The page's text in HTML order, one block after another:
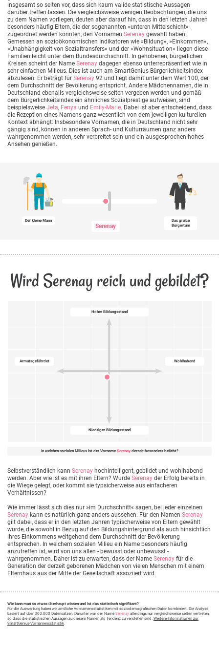
insgesamt so selten vor, dass sich kaum valide statistische Aussagen
darüber treffen lassen. Die vergleichsweise wenigen Beobachtungen, die uns
zu dem Namen vorliegen, deuten aber darauf hin, dass in den letzten Jahren
besonders häufig Eltern, die der sogenannten »unteren Mittelschicht«
zugeordnet werden könnten, den Vornamen Serenay gewählt haben.
Gemessen an sozioökonomischen Indikatoren wie »Bildung«, »Einkommen«,
»Unabhängigkeit von Sozialtransfers« und der »Wohnsituation« liegen diese
Familien leicht unter dem Bundesdurchschnitt. In gehobenen, bürgerlichen
Kreisen scheint der Name Serenay dagegen ebenso unterrepräsentiert wie in
sehr einfachen Milieus. Dies ist auch am SmartGenius Bürgerlichkeitsindex
abzulesen. Er beträgt für Serenay 92 und liegt damit unter dem Wert 100, der
dem Durchschnitt der Bevölkerung entspricht. Andere Mädchennamen, die in
Deutschland ebenalls vergleichsweise selten vergeben werden und gemäß
dem Bürgerlichkeitsindex ein ähnliches Sozialprestige aufweisen, sind
beispielsweise Jeta, Fenya und Emily-Marie. Dabei ist aber entscheidend, dass
die Rezeption eines Namens ganz wesentlich von dem jeweiligen kulturellen
Kontext abhängt: Insbesondere Vornamen, die in Deutschland nicht sehr
gängig sind, können in anderen Sprach- und Kulturräumen ganz anders
wahrgenommen werden, sehr verbreitet sein und ein ausgesprochen hohes
Ansehen genießen.
Der kleine Mann
Serenay
Das große
Bürgertum
Wird Serenay reich und gebildet?
Hoher Bildungsstand
Wohlhabend
Niedriger Bildungsstand
Armutsgefährdet
In welchen sozialen Milieus ist der Vorname Serenayderzeit besonders beliebt?
Selbstverständlich kann Serenay hochintelligent, gebildet und wohlhabend
werden. Aber wie ist es mit ihren Eltern? Wurde Serenay der Erfolg bereits in
die Wiege gelegt, oder kommt sie typsicherweise aus einfacheren
Verhältnissen?
Wie immer lässt sich dies nur »im Durchschnitt« sagen, bei jeder einzelnen
Serenay kann es natürlich ganz anders aussehen. Für den Namen Serenay
gilt dabei, dass er in den letzten Jahren typischerweise von Eltern gewählt
wurde, die sowohl in Bezug auf den Bildungshintergrund als auch hinsichtlich
ihres Einkommens weitgehend dem Durchschnitt der Bevölkerung
entsprechen. In welchem sozialen Milieu ein Name besonders häufig
anzutreffen ist, wird von uns allen - bewusst oder unbewusst -
wahrgenommen. Daher ist zu erwarten, dass der Name Serenay für die
Generation der derzeit geborenen Mädchen von vielen Menschen mit einem
Elternhaus aus der Mitte der Gesellschaft assoziiert wird.
Wie kann man so etwas überhaupt wissen und ist das statistisch signifikant?
Für die Auswertung haben wir amtliche Vornamensstatistiken mit soziodemografischen Daten kombiniert. Die Analyse
basiert auf über 300.000 Datensätzen. Darunter war der Name Serenay allerdings nur vergleichsweise selten vertreten,
so dass die statistischen Aussagen zu diesem Namen als Tendenz zu verstehen sind. Weitere Informationen zur
SmartGenius-Vornamensstatistik.